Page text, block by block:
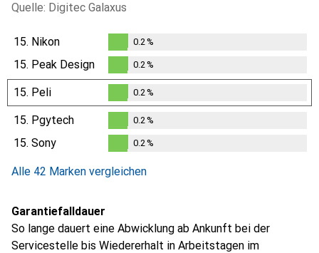
Quelle: Digitec Galaxus
15. Nikon
0.2%
0.2 %
15. Peak Design
0.2%
0.2 %
15. Peli
0.2%
0.2 %
15. Pgytech
0.2%
0.2 %
15. Sony 0.2 %
Alle 42 Marken vergleichen
Garantiefalldauer
So lange dauert eine Abwicklung ab Ankunft bei der
Servicestelle bis Wiedererhalt in Arbeitstagen im